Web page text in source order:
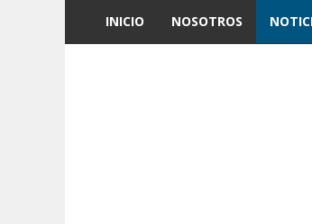
INICIO NOSOTROS